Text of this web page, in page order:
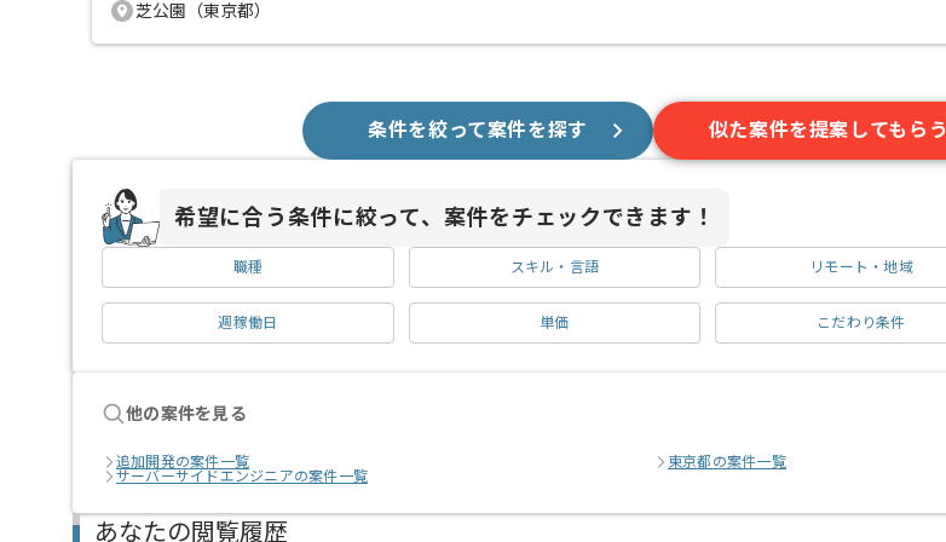
芝公園（東京都）
条件を絞って案件を探す 似た案件を提案してもらう
希望に合う条件に絞って、案件をチェックできます！
職種 スキル・言語 リモート・地域
週稼働日 単価 こだわり条件
他の案件を見る
追加開発の案件一覧
東京都の案件一覧
サーバーサイドエンジニアの案件一覧
あなたの閲覧履歴